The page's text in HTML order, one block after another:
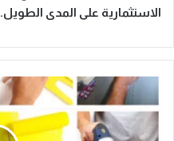
الاستثمارية على المدى الطويل.